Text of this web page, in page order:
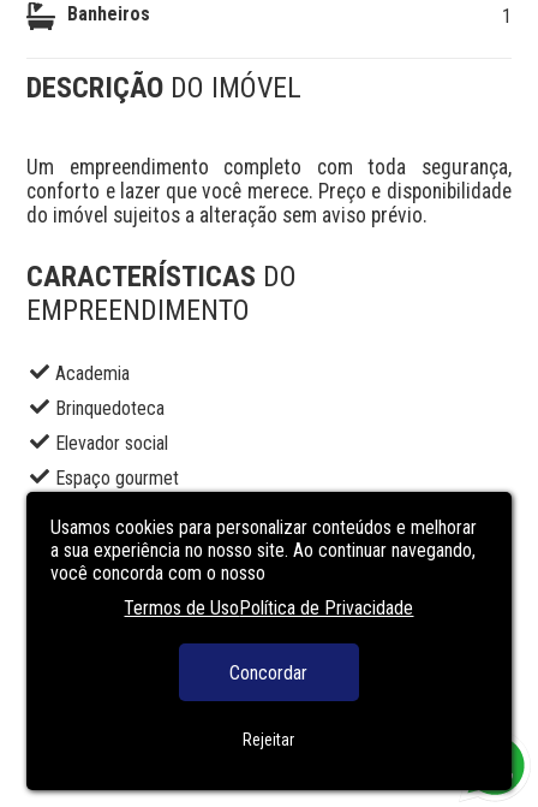
Banheiros 1
DESCRIÇÃO DO IMÓVEL
Um empreendimento completo com toda segurança,
conforto e lazer que você merece. Preço e disponibilidade
do imóvel sujeitos a alteração sem aviso prévio.
CARACTERÍSTICAS DO
EMPREENDIMENTO
Academia
Brinquedoteca
Elevador social
Espaço gourmet
Piscina adulto
Portaria
Sala de jogos
Usamos cookies para personalizar conteúdos e melhorar
a sua experiência no nosso site. Ao continuar navegando,
você concorda com o nosso
Termos de UsoPolítica de Privacidade
Concordar
Rejeitar